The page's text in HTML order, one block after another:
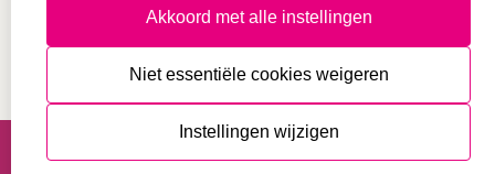
Aanleverspecificaties
Safety Sheets
algemene voorwaarden
disclaimer
Akkoord met alle instellingen
Niet essentiële cookies weigeren
Instellingen wijzigen